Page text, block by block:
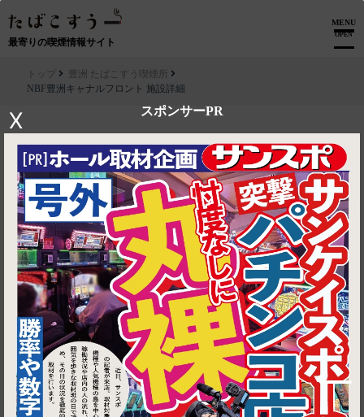
最寄りの喫煙情報サイト
MENU
OPEN
スポンサーPR
X
1
トップ
豊洲 たばこすう喫煙所
NBF豊洲キャナルフロント 施設詳細
▶ ルートを見る
豊洲 たばこすう喫煙所│NBF豊洲キャナルフロント